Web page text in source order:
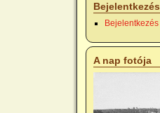
Bejelentkezés
Bejelentkezés
A nap fotója